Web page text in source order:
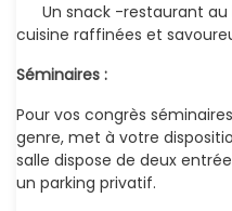
Un snack -restaurant au
cuisine raffinées et
Séminaires :
Pour vos congrès
genre, met à votre
salle dispose de deux
un parking privatif.